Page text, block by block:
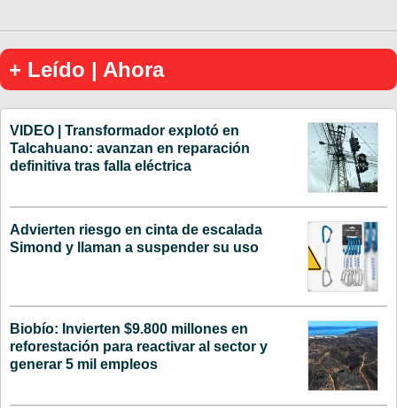
+ Leído | Ahora
VIDEO | Transformador explotó en
Talcahuano: avanzan en reparación
definitiva tras falla eléctrica
Advierten riesgo en cinta de escalada
Simond y llaman a suspender su uso
Biobío: Invierten $9.800 millones en
reforestación para reactivar al sector y
generar 5 mil empleos